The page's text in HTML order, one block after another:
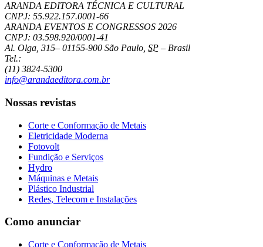
ARANDA EDITORA TÉCNICA E CULTURAL
CNPJ: 55.922.157.0001-66
ARANDA EVENTOS E CONGRESSOS 2026
CNPJ: 03.598.920/0001-41
Al. Olga, 315– 01155-900 São Paulo SP – Brasil
Tel.:
(11) 3824-5300
info@arandaeditora.com.br
Nossas revistas
Corte e Conformação de Metais
Eletricidade Moderna
Fotovolt
Fundição e Serviços
Hydro
Máquinas e Metais
Plástico Industrial
Redes, Telecom e Instalações
Como anunciar
Corte e Conformação de Metais